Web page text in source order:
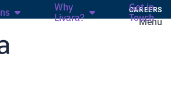
CAREERS
Menu
Why
Livara?
Get in
Touch